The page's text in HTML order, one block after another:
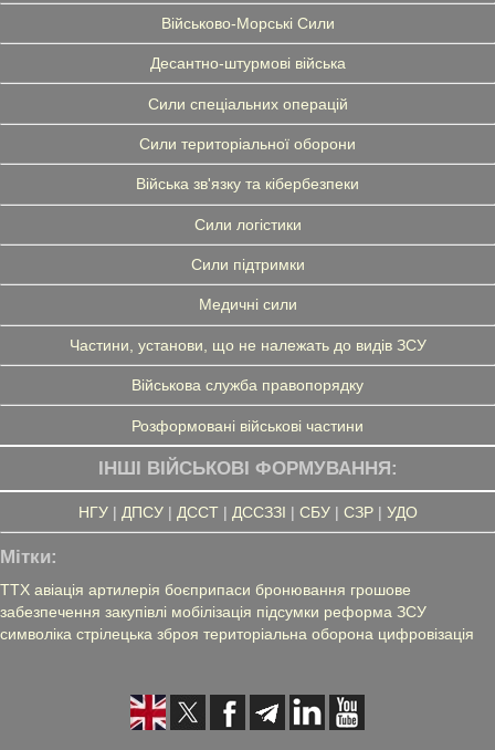
Військово-Морські Сили
Десантно-штурмові війська
Сили спеціальних операцій
Сили територіальної оборони
Війська зв'язку та кібербезпеки
Сили логістики
Сили підтримки
Медичні сили
Частини, установи, що не належать до видів ЗСУ
Військова служба правопорядку
Розформовані військові частини
ІНШІ ВІЙСЬКОВІ ФОРМУВАННЯ:
НГУ| ДПСУ| ДССТ| ДССЗЗІ | СБУ| СЗР| УДО
Мітки:
ТТХ авіація артилерія боєприпаси бронювання грошове
забезпечення закупівлі мобілізація підсумки реформа ЗСУ
символіка стрілецька зброя територіальна оборона цифровізація